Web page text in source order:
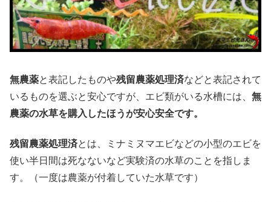
無農薬と表記したものや残留農薬処理済などと表記されて
いるものを選ぶと安心ですが、エビ類がいる水槽には、 無
農薬の水草を購入したほうが安心安全です。
残留農薬処理済とは、ミナミヌマエビなどの小型のエビを
使い半日間は死なないなど実験済の水草のことを指しま
す。（一度は農薬が付着していた水草です）